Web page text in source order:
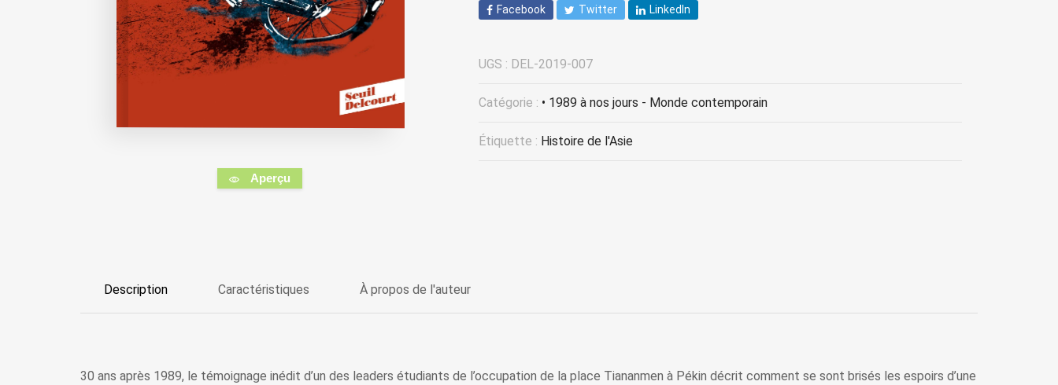
Aperçu
Facebook Twitter LinkedIn
UGS : DEL-2019-007
Catégorie : • 1989 à nos jours - Monde contemporain
Étiquette : Histoire de l'Asie
Description Caractéristiques À propos de l'auteur
30 ans après 1989, le témoignage inédit d’un des leaders étudiants de l’occupation de la place Tiananmen à Pékin décrit comment se sont brisés les espoirs d’une